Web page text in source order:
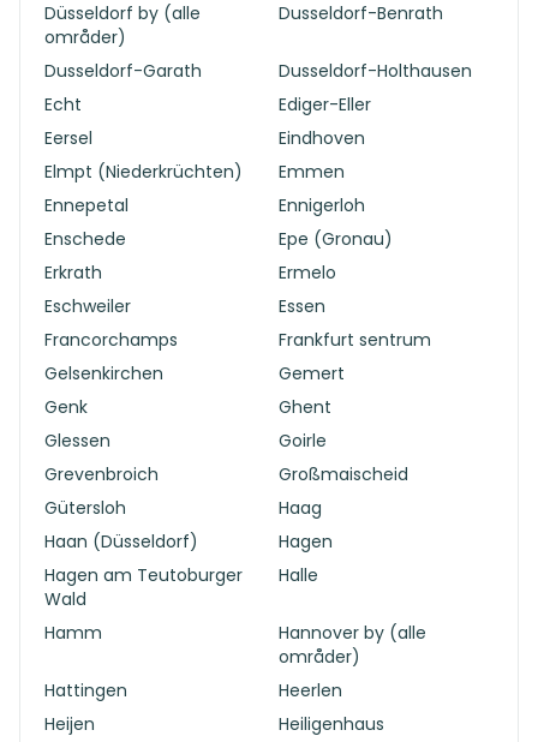
Düsseldorf by (alle
områder)
Dusseldorf-Benrath
Dusseldorf-Garath
Dusseldorf-Holthausen
Echt
Ediger-Eller
Eersel
Eindhoven
Elmpt (Niederkrüchten)
Emmen
Ennepetal
Ennigerloh
Enschede
Epe (Gronau)
Erkrath
Ermelo
Eschweiler
Essen
Francorchamps
Frankfurt sentrum
Gelsenkirchen
Gemert
Genk
Ghent
Glessen
Goirle
Grevenbroich
Großmaischeid
Gütersloh
Haag
Haan (Düsseldorf)
Hagen
Hagen am Teutoburger
Wald
Halle
Hamm
Hannover by (alle
områder)
Hattingen
Heerlen
Heijen
Heiligenhaus